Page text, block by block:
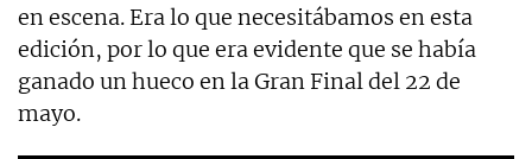
en escena. Era lo que necesitábamos en esta
edición, por lo que era evidente que se había
ganado un hueco en la Gran Final del 22 de
mayo.